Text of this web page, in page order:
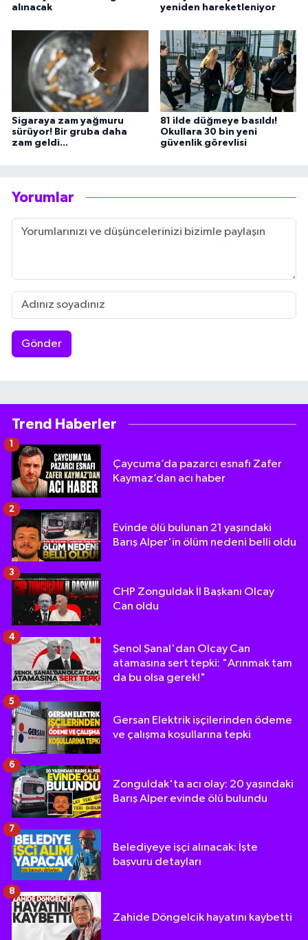
alınacak
yeniden hareketleniyor
Sigaraya zam yağmuru
sürüyor! Bir gruba daha
zam geldi...
81 ilde düğmeye basıldı!
Okullara 30 bin yeni
güvenlik görevlisi
Yorumlar
Gönder
Trend Haberler
Çaycuma’da pazarcı esnafı Zafer
Kaymaz’dan acı haber
Evinde ölü bulunan 21 yaşındaki
Barış Alper'in ölüm nedeni belli oldu
2
CHP Zonguldak İl Başkanı Olcay
Can oldu
3
Şenol Şanal'dan Olcay Can
atamasına sert tepki: "Arınmak tam
da bu olsa gerek!"
4
Gersan Elektrik işçilerinden ödeme
ve çalışma koşullarına tepki
5
Zonguldak'ta acı olay: 20 yaşındaki
Barış Alper evinde ölü bulundu
6
Belediyeye işçi alınacak: İşte
başvuru detayları
7
Zahide Döngelcik hayatını kaybetti
8